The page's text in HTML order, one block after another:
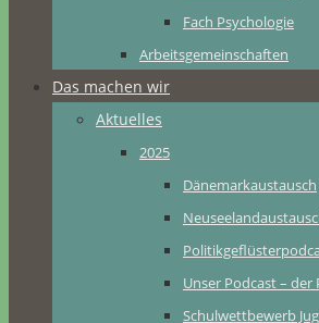
Fach Psychologie
Arbeitsgemeinschaften
Das machen wir
Aktuelles
2025
Dänemarkaustausch
Unser Podcast –
Schulwettbewerb